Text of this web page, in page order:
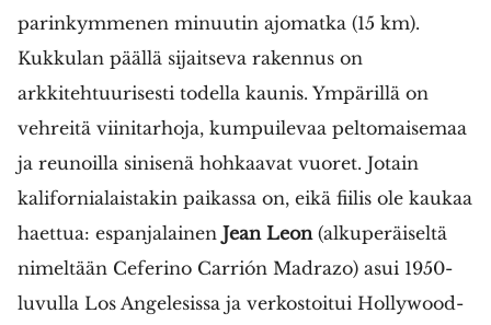
parinkymmenen minuutin ajomatka (15 km).
Kukkulan päällä sijaitseva rakennus on
arkkitehtuurisesti todella kaunis. Ympärillä on
vehreitä viinitarhoja, kumpuilevaa peltomaisemaa
ja reunoilla sinisenä hohkaavat vuoret. Jotain
kalifornialaistakin paikassa on, eikä fiilis ole kaukaa
haettua: espanjalainen Jean Leon (alkuperäiseltä
nimeltään Ceferino Carrión Madrazo) asui 1950-
luvulla Los Angelesissa ja verkostoitui Hollywood-